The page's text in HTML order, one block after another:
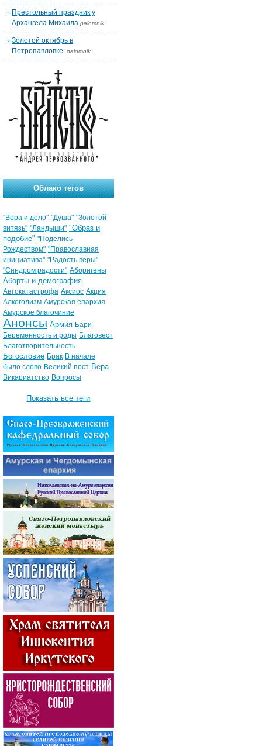
Престольный праздник у
Архангела Михаила palomnik
Золотой октябрь в
Петропавловке. palomnik
Облако тегов
"Вера и дело" "Душа" "Золотой
витязь" "Ландыши" "Образ и
подобие" "Поделись
Рождеством" "Православная
инициатива" "Радость веры"
"Синдром радости" Аборигены
Аборты и демография
Автокатастрофа Аксиос Акция
Алкоголизм Амурская епархия
Амурское благочиние
Анонсы Армия Бари
Беременность и роды Благовест
Благотворительность
Богословие Брак В начале
было слово Великий пост Вера
Викариатство Вопросы
Показать все теги